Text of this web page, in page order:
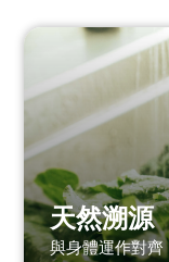
天然溯源
與身體運作對齊